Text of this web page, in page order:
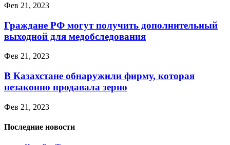
Фев 21, 2023
Граждане РФ могут получить дополнительный
выходной для медобследования
Фев 21, 2023
В Казахстане обнаружили фирму, которая
незаконно продавала зерно
Фев 21, 2023
Последние новости